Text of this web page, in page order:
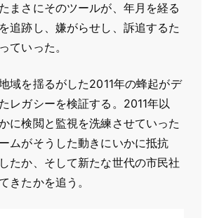
まさにそのツールが、年月を経る
追跡し、嫌がらせし、訴追するた
ていった。
域を揺るがした2011年の蜂起がデ
レガシーを検証する。2011年以
に検閲と監視を洗練させていった
ムがそうした動きにいかに抵抗
たか、そして新たな世代の市民社
きたかを追う。